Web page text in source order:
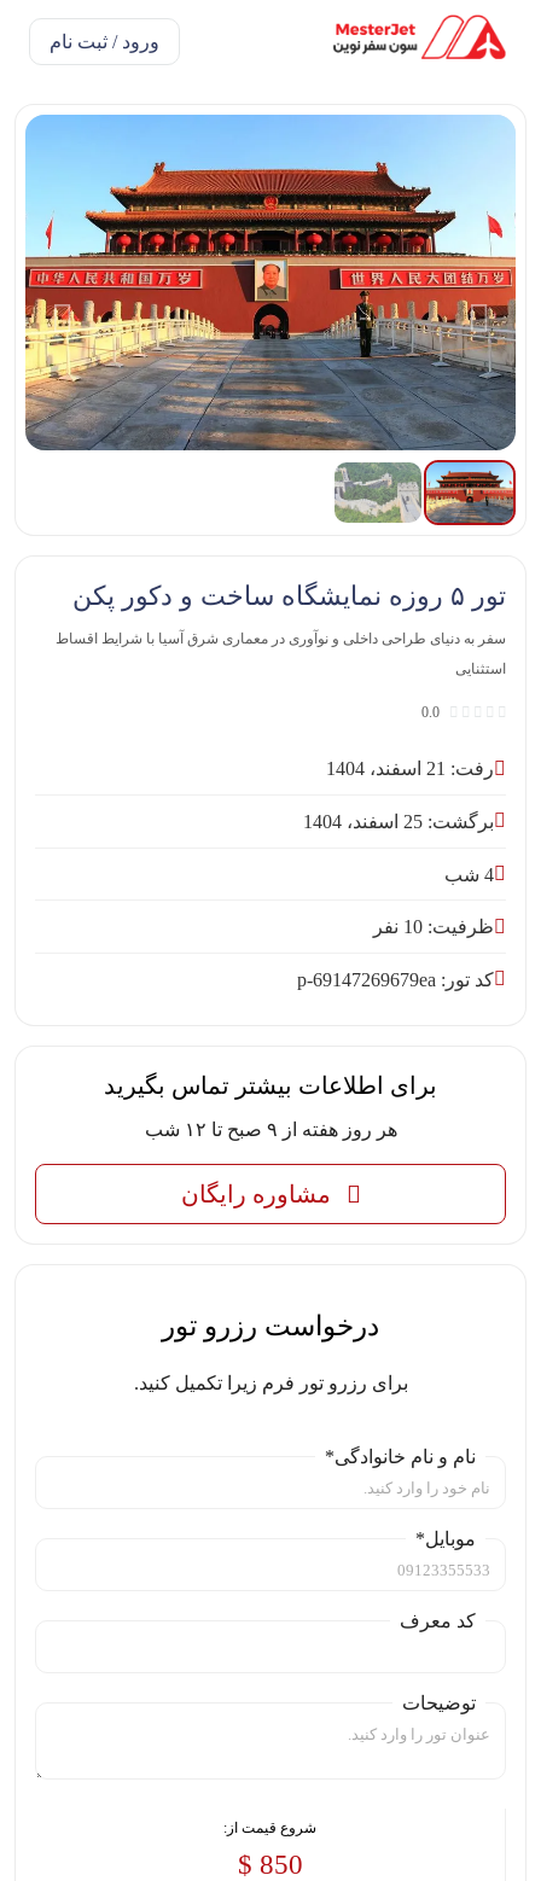
ورود / ثبت نام
تور ۵ روزه نمایشگاه ساخت و دکور پکن
سفر به دنیای طراحی داخلی و نوآوری در معماری شرق آسیا با شرایط اقساط
استثنایی
0.0
رفت: 21 اسفند، 1404
برگشت: 25 اسفند، 1404
4 شب
ظرفیت: 10 نفر
کد تور: p-69147269679ea
برای اطلاعات بیشتر تماس بگیرید
هر روز هفته از ۹ صبح تا ۱۲ شب
مشاوره رایگان
درخواست رزرو تور
برای رزرو تور فرم زیرا تکمیل کنید.
نام و نام خانوادگی*
موبایل*
کد معرف
توضیحات
شروع قیمت از:
850 $